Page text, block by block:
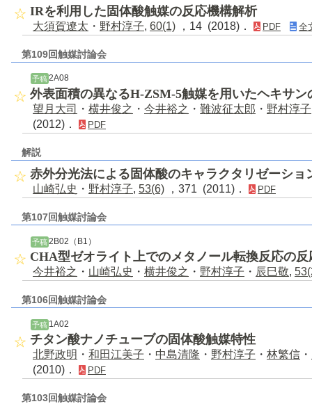
IRを利用した固体酸触媒の反応機構解析
大須賀遼太 ・ 野村淳子, 60(1) ，14 (2018)． PDF 全
第109回触媒討論会
予稿 2A08
外表面積の異なるH-ZSM-5触媒を用いたヘキサン
望月大司 ・ 横井俊之 ・ 今井裕之 ・ 難波征太郎 ・ 野村淳子
(2012)．
PDF
解説
赤外分光法による固体酸のキャラクタリゼーショ
山崎弘史 ・ 野村淳子, 53(6) ，371 (2011)． PDF
第107回触媒討論会
予稿 2B02（B1）
CHA型ゼオライト上でのメタノール転換反応の反
今井裕之 ・ 山崎弘史 ・ 横井俊之 ・ 野村淳子 ・ 辰巳敬,
第106回触媒討論会
予稿1A02
チタン酸ナノチューブの固体酸触媒特性
北野政明 ・ 和田江美子 ・ 中島清隆 ・ 野村淳子 ・ 林繁信 ・
(2010)．
PDF
第103回触媒討論会